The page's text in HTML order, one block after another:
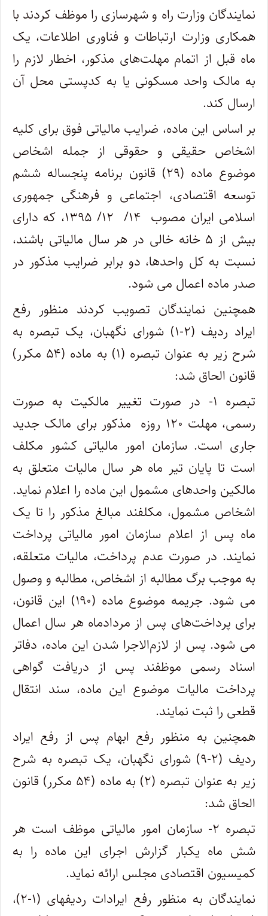
نمایندگان وزارت راه و شهرسازی را موظف کردند با
همکاری وزارت ارتباطات و فناوری اطلاعات، یک
ماه قبل از اتمام مهلت‌های مذکور، اخطار لازم را
به مالک واحد مسکونی یا به کدپستی محل آن
ارسال کند.
بر اساس این ماده، ضرایب مالیاتی فوق برای کلیه
اشخاص حقیقی و حقوقی از جمله اشخاص
موضوع ماده (۲۹) قانون برنامه پنجساله ششم
توسعه اقتصادی، اجتماعی و فرهنگی جمهوری
اسلامی ایران مصوب ۱۴/ ۱۲/ ۱۳۹۵، که دارای
بیش از ۵ خانه خالی در هر سال مالیاتی باشند،
نسبت به کل واحدها، دو برابر ضرایب مذکور در
صدر ماده اعمال می ‏شود.
همچنین نمایندگان تصویب کردند منظور رفع
ایراد ردیف (۲-۱) شورای نگهبان، یک تبصره به
شرح زیر به عنوان تبصره (۱) به ماده (۵۴ مکرر)
قانون الحاق شد:
تبصره ۱- در صورت تغییر مالکیت به صورت
رسمی، مهلت ۱۲۰ روزه مذکور برای مالک جدید
جاری است. سازمان امور مالیاتی کشور مکلف
است تا پایان تیر ماه هر سال مالیات متعلق به
مالکین واحدهای مشمول این ماده را اعلام نماید.
اشخاص مشمول، مکلفند مبالغ مذکور را تا یک
ماه پس از اعلام سازمان امور مالیاتی پرداخت
نمایند. در صورت عدم پرداخت، مالیات متعلقه،
به موجب برگ مطالبه از اشخاص، مطالبه و وصول
می شود. جریمه موضوع ماده (۱۹۰) این قانون،
برای پرداخت‌های پس از مردادماه هر سال اعمال
می شود. پس از لازم‌الاجرا شدن این ماده، دفاتر
اسناد رسمی موظفند پس از دریافت گواهی
پرداخت مالیات موضوع این ماده، سند انتقال
قطعی را ثبت نمایند.
همچنین به منظور رفع ابهام پس از رفع ایراد
ردیف (۲-۹) شورای نگهبان، یک تبصره به شرح
زیر به عنوان تبصره (۲) به ماده (۵۴ مکرر) قانون
الحاق شد:
تبصره ۲- سازمان امور مالیاتی موظف است هر
شش ماه یکبار گزارش اجرای این ماده را به
کمیسیون اقتصادی مجلس ارائه نماید.
نمایندگان به منظور رفع ایرادات ردیف‏های (۱-۲)،